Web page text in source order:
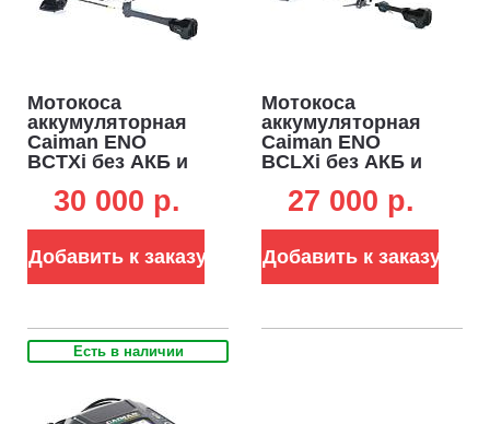
Мотокоса
аккумуляторная
Caiman ENO
BCTXi без АКБ и
Maxi Connect, T-
рукоятка, нож 3T
кг.)
30 000 p.
Добавить к заказу
Мотокоса
аккумуляторная
Caiman ENO
BCLXi без АКБ и
Maxi Connect, D-
рукоятка, нож 3T
кг.)
27 000 p.
Добавить к заказу
Есть в наличии